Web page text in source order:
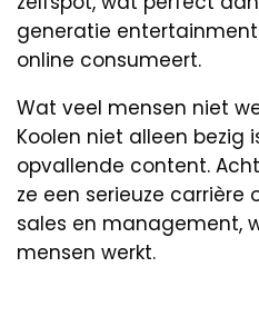
generatie
online consumeert.
Wat veel mensen niet
Koolen niet alleen bezig
opvallende content.
ze een serieuze carrière
sales en management,
mensen werkt.